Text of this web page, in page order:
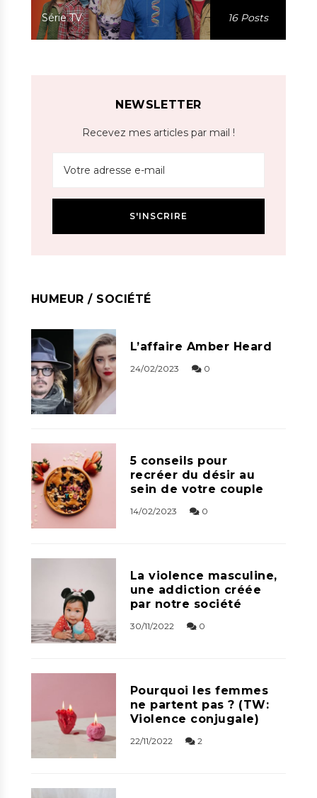
Série TV 16 Posts
NEWSLETTER
Recevez mes articles par mail !
HUMEUR / SOCIÉTÉ
L’affaire Amber Heard
24/02/2023 0
5 conseils pour
recréer du désir au
sein de votre couple
14/02/2023 0
La violence masculine,
une addiction créée
par notre société
30/11/2022 0
Pourquoi les femmes
ne partent pas ? (TW:
Violence conjugale)
22/11/2022 2